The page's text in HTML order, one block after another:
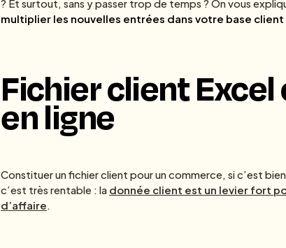
? Et surtout, sans y passer trop de temps ? On vous
multiplier les nouvelles entrées dans votre base
Fichier client
en ligne
Constituer un fichier client pour un commerce, si c’est
c’est très rentable : la donnée client est un levier fort
d’affaire.